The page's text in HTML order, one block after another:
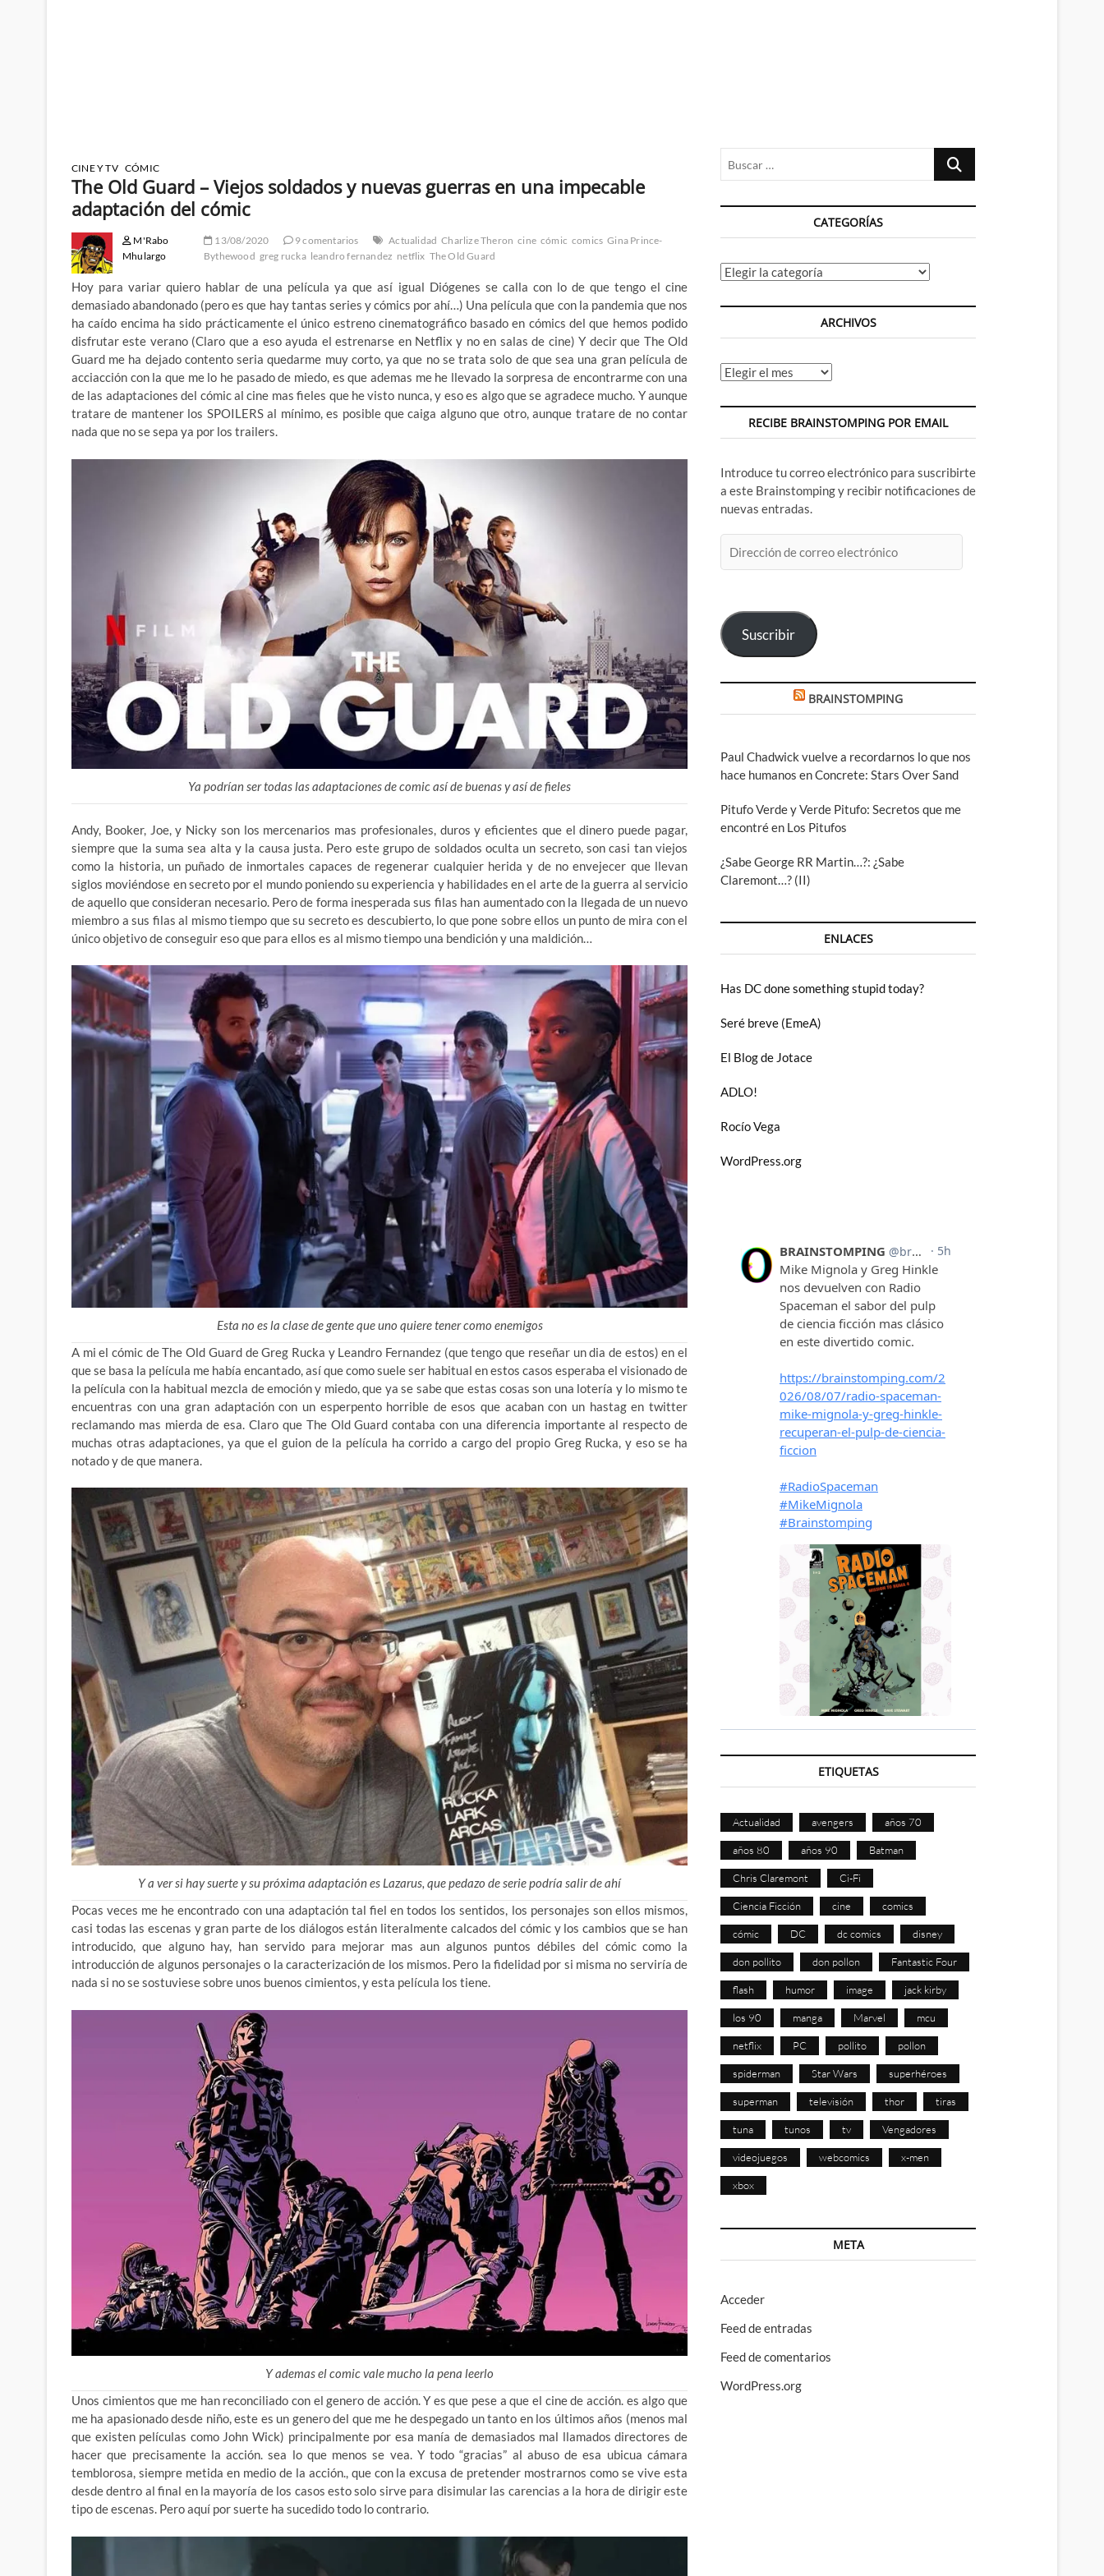
CINE Y TV CÓMIC
The Old Guard – Viejos soldados y nuevas guerras en una impecable
adaptación del cómic
M'Rabo
Mhulargo
13/08/2020 9 comentarios Actualidad Charlize Theron cine cómic comics Gina Prince-
Bythewood greg rucka leandro fernandez netflix The Old Guard
Hoy para variar quiero hablar de una película ya que así igual Diógenes se calla con lo de que tengo el cine
demasiado abandonado (pero es que hay tantas series y cómics por ahí…) Una película que con la pandemia que nos
ha caído encima ha sido prácticamente el único estreno cinematográfico basado en cómics del que hemos podido
disfrutar este verano (Claro que a eso ayuda el estrenarse en Netflix y no en salas de cine) Y decir que The Old
Guard me ha dejado contento seria quedarme muy corto, ya que no se trata solo de que sea una gran película de
acciacción con la que me lo he pasado de miedo, es que ademas me he llevado la sorpresa de encontrarme con una
de las adaptaciones del cómic al cine mas fieles que he visto nunca, y eso es algo que se agradece mucho. Y aunque
tratare de mantener los SPOILERS al mínimo, es posible que caiga alguno que otro, aunque tratare de no contar
nada que no se sepa ya por los trailers.
Ya podrían ser todas las adaptaciones de comic así de buenas y así de fieles
Andy, Booker, Joe, y Nicky son los mercenarios mas profesionales, duros y eficientes que el dinero puede pagar,
siempre que la suma sea alta y la causa justa. Pero este grupo de soldados oculta un secreto, son casi tan viejos
como la historia, un puñado de inmortales capaces de regenerar cualquier herida y de no envejecer que llevan
siglos moviéndose en secreto por el mundo poniendo su experiencia y habilidades en el arte de la guerra al servicio
de aquello que consideran necesario. Pero de forma inesperada sus filas han aumentado con la llegada de un nuevo
miembro a sus filas al mismo tiempo que su secreto es descubierto, lo que pone sobre ellos un punto de mira con el
único objetivo de conseguir eso que para ellos es al mismo tiempo una bendición y una maldición…
Esta no es la clase de gente que uno quiere tener como enemigos
A mi el cómic de The Old Guard de Greg Rucka y Leandro Fernandez (que tengo que reseñar un dia de estos) en el
que se basa la película me había encantado, así que como suele ser habitual en estos casos esperaba el visionado de
la película con la habitual mezcla de emoción y miedo, que ya se sabe que estas cosas son una lotería y lo mismo te
encuentras con una gran adaptación con un esperpento horrible de esos que acaban con un hastag en twitter
reclamando mas mierda de esa. Claro que The Old Guard contaba con una diferencia importante al respecto de
muchas otras adaptaciones, ya que el guion de la película ha corrido a cargo del propio Greg Rucka, y eso se ha
notado y de que manera.
Y a ver si hay suerte y su próxima adaptación es Lazarus, que pedazo de serie podría salir de ahí
Pocas veces me he encontrado con una adaptación tal fiel en todos los sentidos, los personajes son ellos mismos,
casi todas las escenas y gran parte de los diálogos están literalmente calcados del cómic y los cambios que se han
introducido, que alguno hay, han servido para mejorar mas aun algunos puntos débiles del cómic como la
introducción de algunos personajes o la caracterización de los mismos. Pero la fidelidad por si misma no serviría de
nada si no se sostuviese sobre unos buenos cimientos, y esta película los tiene.
Y ademas el comic vale mucho la pena leerlo
Unos cimientos que me han reconciliado con el genero de acción. Y es que pese a que el cine de acción. es algo que
me ha apasionado desde niño, este es un genero del que me he despegado un tanto en los últimos años (menos mal
que existen películas como John Wick) principalmente por esa manía de demasiados mal llamados directores de
hacer que precisamente la acción. sea lo que menos se vea. Y todo “gracias” al abuso de esa ubicua cámara
temblorosa, siempre metida en medio de la acción., que con la excusa de pretender mostrarnos como se vive esta
desde dentro al final en la mayoría de los casos esto solo sirve para disimular las carencias a la hora de dirigir este
tipo de escenas. Pero aquí por suerte ha sucedido todo lo contrario.
Buscar
CATEGORÍAS
Categorías
ARCHIVOS
Archivos
RECIBE BRAINSTOMPING POR EMAIL
Introduce tu correo electrónico para suscribirte
a este Brainstomping y recibir notificaciones de
nuevas entradas.
de
Suscribir
BRAINSTOMPING
Paul Chadwick vuelve a recordarnos lo que nos
hace humanos en Concrete: Stars Over Sand
Pitufo Verde y Verde Pitufo: Secretos que me
encontré en Los Pitufos
¿Sabe George RR Martin…?: ¿Sabe
Claremont…? (II)
ENLACES
Has DC done something stupid today?
Seré breve (EmeA)
El Blog de Jotace
ADLO!
Rocío Vega
WordPress.org
ETIQUETAS
Actualidad avengers años 70
años 80 años 90 Batman
Chris Claremont Ci-Fi
Ciencia Ficción cine comics
cómic DC dc comics disney
don pollito don pollon Fantastic Four
flash humor image jack kirby
los 90 manga Marvel mcu
netflix PC pollito pollon
spiderman Star Wars superhéroes
superman televisión thor tiras
tuna tunos tv Vengadores
videojuegos webcomics x-men
xbox
META
Acceder
Feed de entradas
Feed de comentarios
WordPress.org